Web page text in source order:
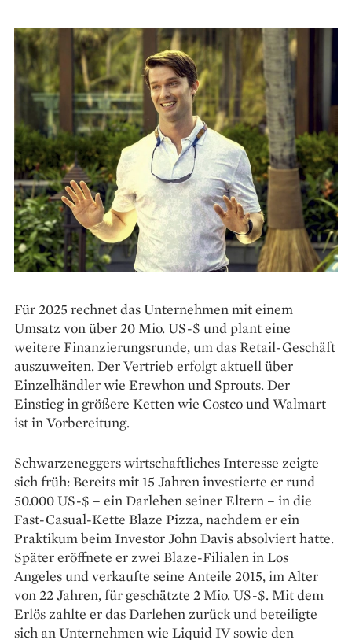
Für 2025 rechnet das Unternehmen mit einem
Umsatz von über 20 Mio. US-$ und plant eine
weitere Finanzierungsrunde, um das Retail-Geschäft
auszuweiten. Der Vertrieb erfolgt aktuell über
Einzelhändler wie Erewhon und Sprouts. Der
Einstieg in größere Ketten wie Costco und Walmart
ist in Vorbereitung.
Schwarzeneggers wirtschaftliches Interesse zeigte
sich früh: Bereits mit 15 Jahren investierte er rund
50.000 US-$ – ein Darlehen seiner Eltern – in die
Fast-Casual-Kette Blaze Pizza, nachdem er ein
Praktikum beim Investor John Davis absolviert hatte.
Später eröffnete er zwei Blaze-Filialen in Los
Angeles und verkaufte seine Anteile 2015, im Alter
von 22 Jahren, für geschätzte 2 Mio. US-$. Mit dem
Erlös zahlte er das Darlehen zurück und beteiligte
sich an Unternehmen wie Liquid IV sowie den